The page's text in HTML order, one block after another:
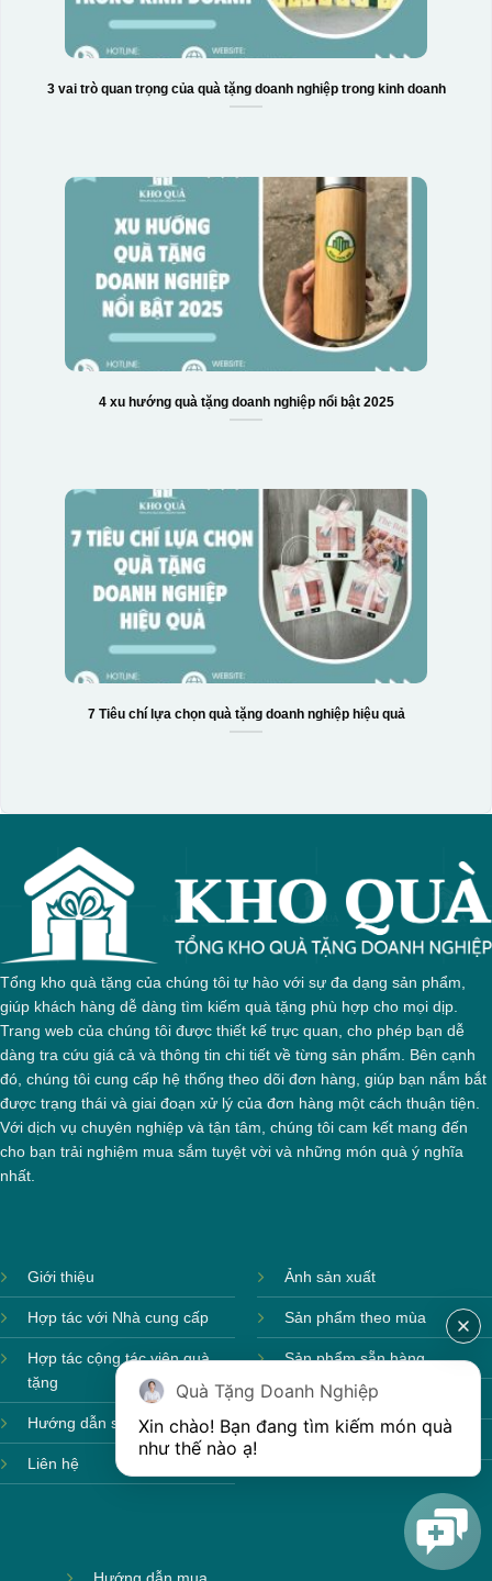
Hộp xi 3 hũ mứt
3 vai trò quan trọng của quà tặng doanh nghiệp trong kinh doanh
4 xu hướng quà tặng doanh nghiệp nổi bật 2025
7 Tiêu chí lựa chọn quà tặng doanh nghiệp hiệu quả
Tổng kho quà tặng của chúng tôi tự hào với sự đa dạng sản phẩm,
giúp khách hàng dễ dàng tìm kiếm quà tặng phù hợp cho mọi dịp.
Trang web của chúng tôi được thiết kế trực quan, cho phép bạn dễ
dàng tra cứu giá cả và thông tin chi tiết về từng sản phẩm. Bên cạnh
đó, chúng tôi cung cấp hệ thống theo dõi đơn hàng, giúp bạn nắm bắt
được trạng thái và giai đoạn xử lý của đơn hàng một cách thuận tiện.
Với dịch vụ chuyên nghiệp và tận tâm, chúng tôi cam kết mang đến
cho bạn trải nghiệm mua sắm tuyệt vời và những món quà ý nghĩa
nhất.
Giới thiệu
Hợp tác với Nhà cung cấp
Hợp tác cộng tác viên quà
tặng
Hướng dẫn sử dụng
Liên hệ
Ảnh sản xuất
Sản phẩm theo mùa
Sản phẩm sẵn hàng
Sản phẩm mới
Sản phẩm môi trường
Hướng dẫn mua
Quà Tặng Doanh Nghiệp
Xin chào! Bạn đang tìm kiếm món quà
như thế nào ạ!